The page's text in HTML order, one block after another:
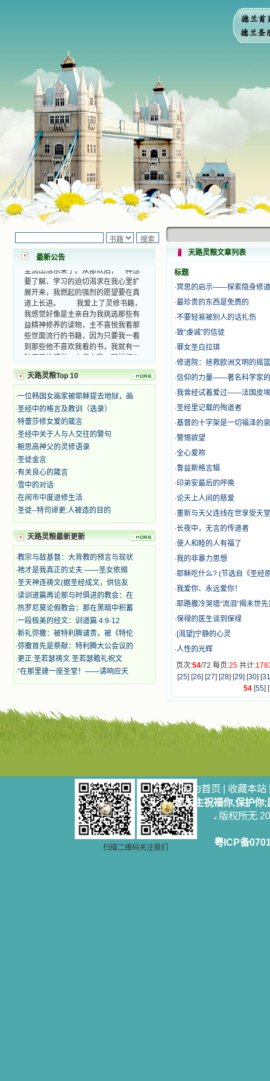
最新公告
小德兰爱心书屋最新公告 有一天，我
做了一个奇怪的梦，至今让我难忘。
梦中，我看到一本打开的用石头做的
书，我用舌头去舔它，觉得有一种甜
味，我就更用力去舔，最后从这本书
要了解、学习的迫切渴求在我心里扩
展开来，我燃起的强烈的愿望要在真
道上长进。 我爱上了灵修书籍，
我感觉好像是主亲自为我挑选那些有
益精神修养的读物，主不喜悦我看那
些世面流行的书籍，因为只要我一看
到那些他不喜欢我看的书，我就有一
种厌恶的感觉。主保守我，那样细心
本不良的书籍。 善良的书使人向
善，这些圣人的作品，渐渐地印在了
我的脑子里。读这些圣书时，我思潮
汹涌起伏，欣喜不能自已。书中谈到
这些圣人们如何在与主的交往中得到
灵命的更新，德行的馨香如何上达天
庭。啊，在这世上曾住过那么多热心
的圣人，为了传播福音，他们告别亲
人，舍下了他们手中的一切，轻快地
踏上了异国他乡，到没有人知道真神
的世界里去。啊，若不是主的引领，
我可能到死还不认识他们呢！ 我
的心灵从主给我的这些圣人的言行中
奋啊！当我读到他们为主而受人逼
时，我为他们的在天之灵祈祷，我哭
着，为自已的同胞带给他们的苦难而
哀号。我一遍遍地重读那一行行被我
的斑斑泪痕弄得模糊不清的字句，那
些被主的爱火所燃烧而离开家乡来到
中国的传教士，我多么爱你们啊！我
心中流淌着多少感激的泪水。 他
们受苦却觉得喜乐，因为他们爱主，
他们感到能为主受一点苦是多么喜乐
的事。他们受苦时仍在唱着感谢的
歌，因他们无法不称颂主，因主使他
有力的言行激励我向前。 我一面
读，一面想过着他们这样圣善的生
活，也立志不在这虚幻的尘世中寻求
听他们的教诲，伴随在他们的身边，
和他们一起赞颂吾主，想到那使我欣
喜欢乐的甜蜜的相会，这世界对于我
一点吸引力都没有了。 从这些书
籍里，我认识了许多爱主的人，他们
使我更亲近主，帮助我更深的认识
主，爱主。这些曾经生活在人间的圣
天路灵粮Top 10
·一位韩国女画家被耶稣提去地狱，画
·圣经中的格言及教训（选录）
·特蕾莎修女爱的箴言
·圣经中关于人与人交往的警句
·鲍思高神父的灵修语录
·圣徒金言
·有关良心的箴言
·雪中的对话
·在闹市中度退修生活
·圣徒--特司谛更:人被造的目的
天路灵粮最新更新
·教宗与敌基督：大背教的预言与现状
·祂才是我真正的丈夫 ——圣女依搦
·圣天神连祷文(据圣经成文，供信友
·读训道篇再论那与时俱进的教会：在
·热罗尼莫论假教会：那在黑暗中积蓄
·一段极美的经文：训道篇 4:9-12
·新礼弥撒：被特利腾谴责，被《特伦
·弥撒首先是祭献：特利腾大公会议的
·更正:圣若瑟祷文 圣若瑟瞻礼祝文
·“在那里建一座圣堂！——请响应天
天路灵粮文章列表
标题
·冥思的启示——探索隐身修
·最珍贵的东西是免费的
·不要轻易被别人的话扎伤
·致“虔诚”的信徒
·罪女圣白拉琪
·修道院：拯救欧洲文明的摇篮
·信仰的力量——著名科学家
·我曾经试着爱过——法国皮
·圣经里记载的殉道者
·基督的十字架是一切福泽的
·警惕欲望
·全心爱祢
·鲁益斯格言辑
·印弟安最后的呼唤
·论天上人间的慈爱
·重新与天父连线在世享受天堂
·长夜中，无言的传道者
·使人和睦的人有福了
·我的非暴力思想
·耶稣吃什么? (节选自《圣经
·我爱你、永远爱你！
·耶路撒冷哭墙“流泪”揭未世先
·保禄的医生谈到保禄
· [渴望]宁静的心灵
·人性的光辉
页次:54/72 每页:25 共计:
[25] [26] [27] [28] [29] [30] [31
54 [55] [
扫描二维码关注我们
设为首页 | 收藏本站
愿天主祝福你,保护你
版权所无
粤ICP备